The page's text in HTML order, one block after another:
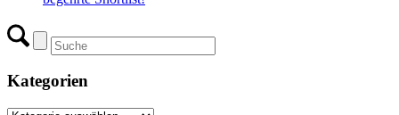
Kategorien